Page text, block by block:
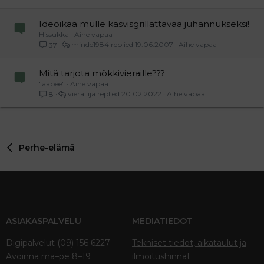
Ideoikaa mulle kasvisgrillattavaa juhannukseksi!
Hissukka
Aihe vapaa
37
Aihe vapaa
19.06.2007
minde1984
Mitä tarjota mökkivieraille???
"aapee"
Aihe vapaa
8
Aihe vapaa
20.02.2022
vierailija
Perhe-elämä
ASIAKASPALVELU
Digipalvelut (09) 156 6227
Avoinna ma–pe 8–19
MEDIATIEDOT
Tekniset tiedot, aikataulut ja
ilmoitushinnat